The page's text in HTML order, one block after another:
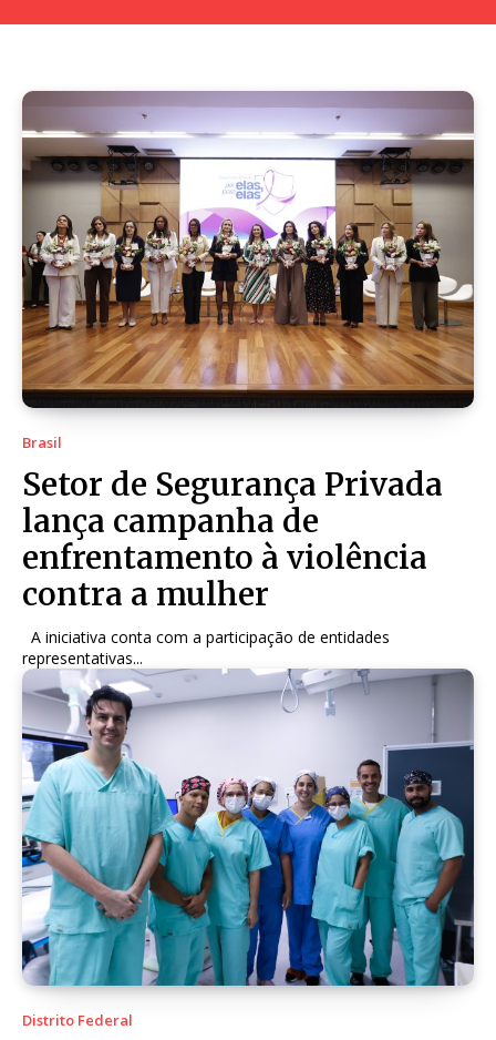
Brasil
Setor de Segurança Privada
lança campanha de
enfrentamento à violência
contra a mulher
representativas...
Distrito Federal